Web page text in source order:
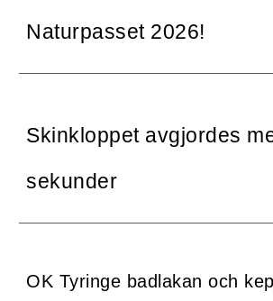
Naturpasset 2026!
Skinkloppet avgjordes
sekunder
OK Tyringe badlakan och